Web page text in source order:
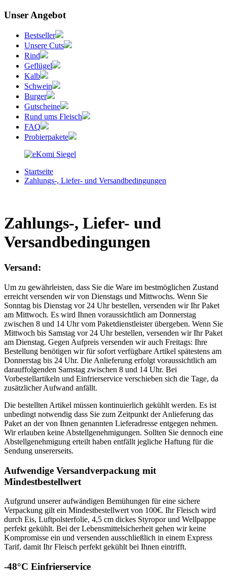
Unser Angebot
Bestseller
Unsere Cuts
Rind
Geflügel
Kalb
Schwein
Burger
Gutscheine
Rund ums Fleisch
FAQ
Probierpakete
Startseite
Zahlungs-, Liefer- und Versandbedingungen
Zahlungs-, Liefer- und
Versandbedingungen
Versand:
Um zu gewährleisten, dass Sie die Ware im bestmöglichen Zustand
erreicht versenden wir von Dienstags und Mittwochs. Wenn Sie
Sonntag bis Dienstag vor 24 Uhr bestellen, versenden wir Ihr Paket
am Mittwoch. Es wird Ihnen voraussichtlich am Donnerstag
zwischen 8 und 14 Uhr vom Paketdienstleister übergeben. Wenn Sie
Mittwoch bis Samstag vor 24 Uhr bestellen, versenden wir Ihr Paket
am Dienstag. Gegen Aufpreis versenden wir auch Freitags: Ihre
Bestellung benötigen wir für sofort verfügbare Artikel spätestens am
Donnerstag bis 24 Uhr. Die Anlieferung erfolgt voraussichtlich am
darauffolgenden Samstag zwischen 8 und 14 Uhr. Bei
Vorbestellartikeln und Einfrierservice verschieben sich die Tage, da
zusätzlicher Aufwand anfällt.
Die bestellten Artikel müssen kontinuierlich gekühlt werden. Es ist
unbedingt notwendig dass Sie zum Zeitpunkt der Anlieferung das
Paket an der von Ihnen genannten Lieferadresse entgegen nehmen.
Wir erlauben keine Abstellgenehmigungen. Sollten Sie dennoch eine
Abstellgenehmigung erteilt haben entfällt jegliche Haftung für die
Sendung unsererseits.
Aufwendige Versandverpackung mit
Mindestbestellwert
Aufgrund unserer aufwändigen Bemühungen für eine sichere
Verpackung gilt ein Mindestbestellwert von 100€. Ihr Fleisch wird
durch Eis, Luftpolsterfolie, 4,5 cm dickes Styropor und Wellpappe
perfekt gekühlt. Bei der Lebensmittelsicherheit gehen wir keine
Kompromisse ein und versenden ausschließlich in einem Express
Tarif, damit Ihr Fleisch perfekt gekühlt bei Ihnen eintrifft.
-48°C Einfrierservice